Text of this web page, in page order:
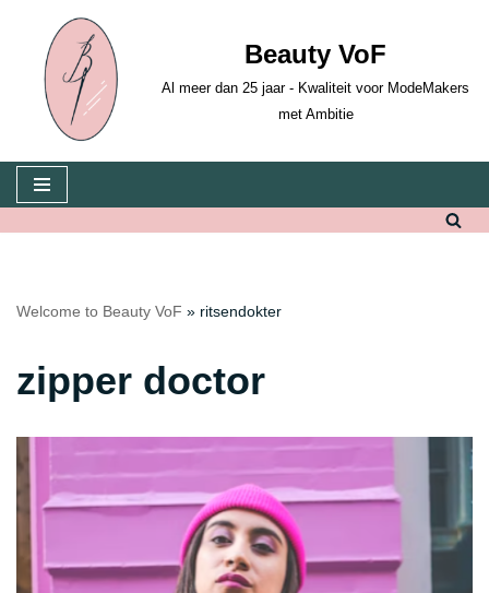
Skip
content
Beauty VoF
Al meer dan 25 jaar - Kwaliteit voor ModeMakers
met Ambitie
Welcome to Beauty VoF » ritsendokter
zipper doctor